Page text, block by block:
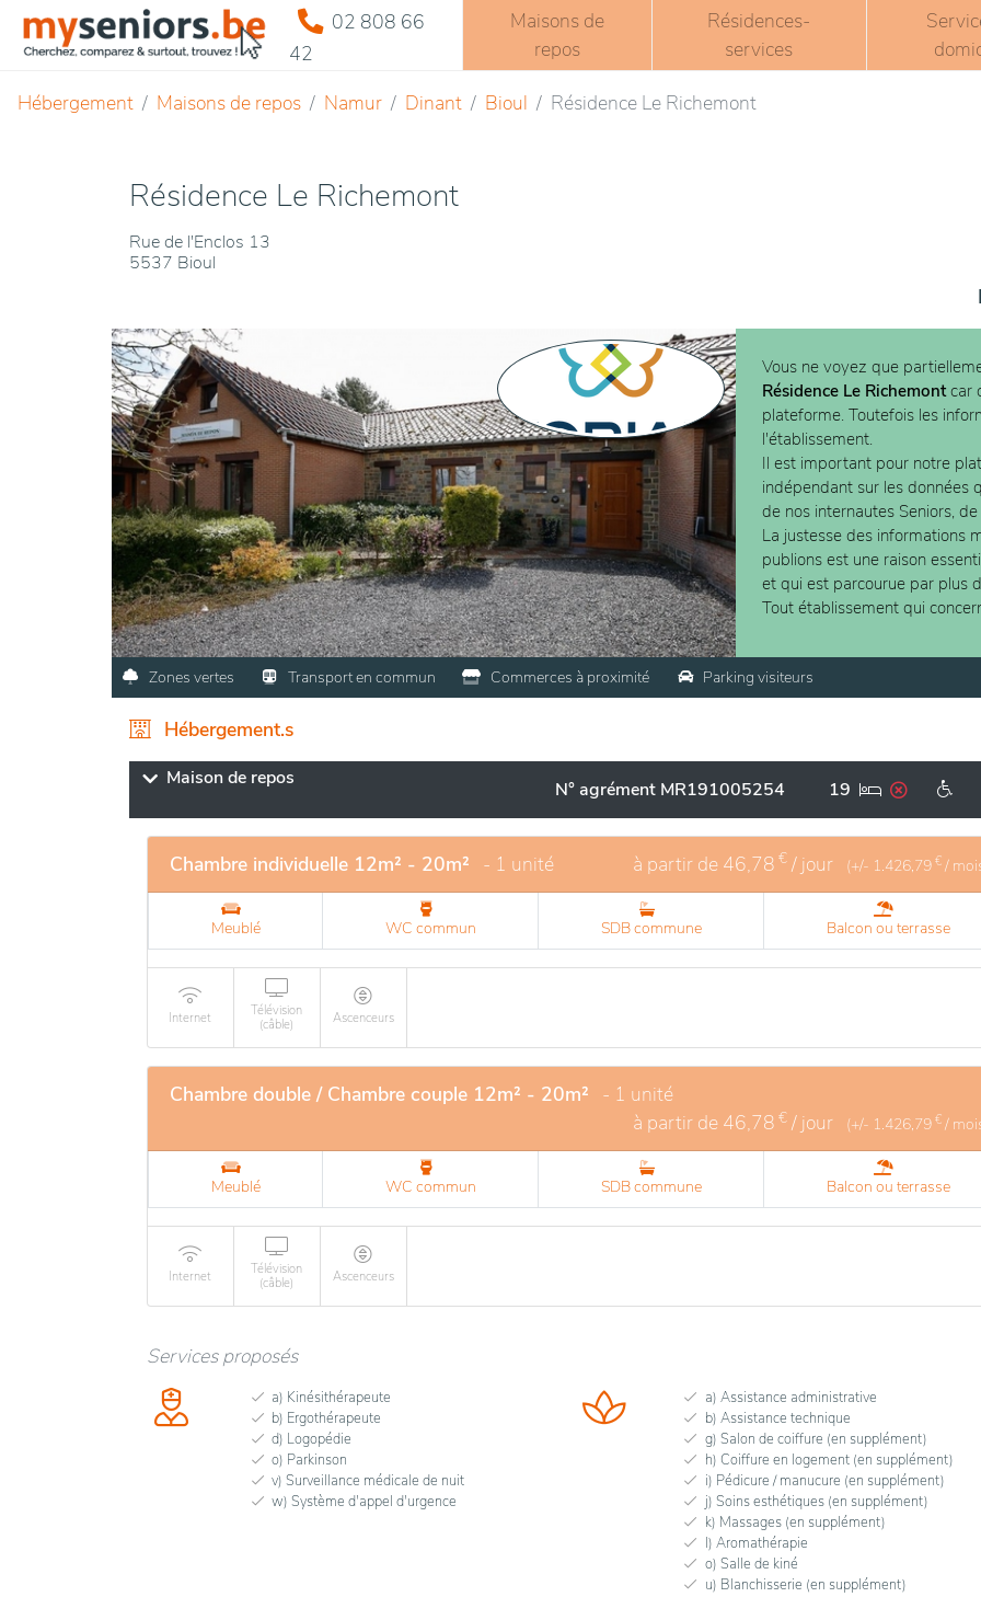
02 808 66
42
Maisons de
repos
Résidences-
services
Hébergement Maisons de repos Namur Dinant Bioul Résidence Le Richemont
Résidence Le Richemont
Rue de l'Enclos 13
5537 Bioul
Vous ne voyez que
Résidence Le Richemontcar
plateforme. Toutefois les
l'établissement.
Il est important pour notre
indépendant sur les données
de nos internautes Seniors,
La justesse des informations
publions est une raison
et qui est parcourue par plus
Tout établissement qui
Zones vertes Transport en commun Commerces à proximité Parking visiteurs
Hébergement.s
Maison de repos N° agrément MR191005254 19
Chambre individuelle 12m² - 20m² - 1 unité à partir de 46,78 € / jour (+/- 1.426,79 € /
Meublé WC commun SDB commune Balcon ou terrasse
Internet
Télévision
(câble)
Ascenceurs
Chambre double / Chambre couple 12m² - 20m² - 1 unité
à partir de 46,78 € / jour (+/- 1.426,79 € /
Meublé WC commun SDB commune Balcon ou terrasse
Internet
Télévision
(câble)
Ascenceurs
Services proposés
a) Kinésithérapeute
b) Ergothérapeute
d) Logopédie
o) Parkinson
v) Surveillance médicale de nuit
w) Système d'appel d'urgence
a) Assistance administrative
b) Assistance technique
g) Salon de coiffure (en supplément)
h) Coiffure en logement (en supplément)
i) Pédicure / manucure (en supplément)
j) Soins esthétiques (en supplément)
k) Massages (en supplément)
l) Aromathérapie
o) Salle de kiné
u) Blanchisserie (en supplément)